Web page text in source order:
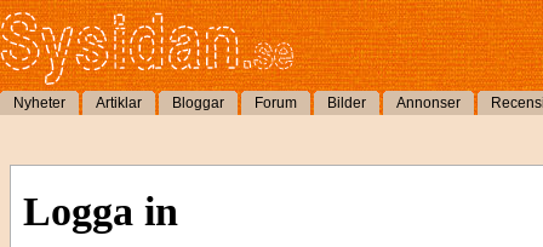
Nyheter Artiklar Bloggar Forum Bilder Annonser
Logga in